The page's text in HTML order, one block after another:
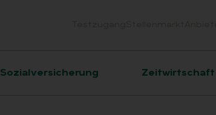
Sozialversicherung Zeitwirtschaft